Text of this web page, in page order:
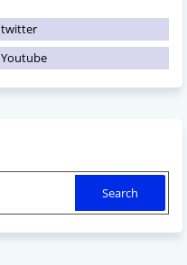
twitter
Youtube